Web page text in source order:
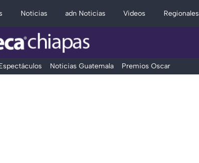
Noticias adn Noticias Videos Regionales
Noticias Guatemala Premios Oscar